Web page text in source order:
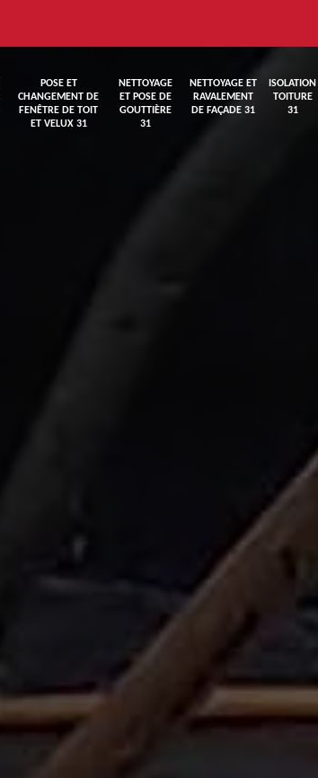
POSE ET
CHANGEMENT DE
FENÊTRE DE TOIT
ET VELUX 31
NETTOYAGE
ET POSE DE
GOUTTIÈRE
31
NETTOYAGE ET
RAVALEMENT
DE FAÇADE 31
ISOLATION
TOITURE
31